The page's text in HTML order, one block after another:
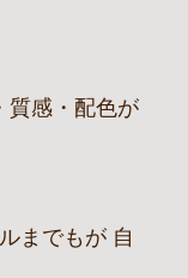
質感・配色が
までもが 自